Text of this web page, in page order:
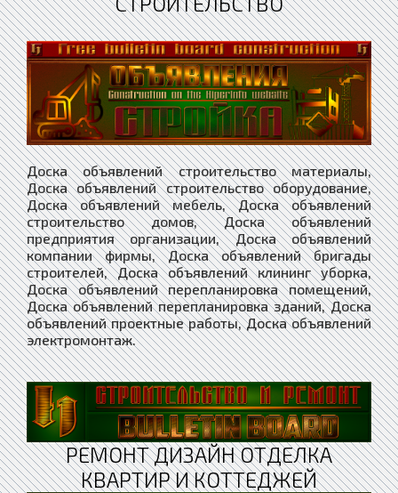
Доска объявлений строительство материалы,
Доска объявлений строительство оборудование,
Доска объявлений мебель, Доска объявлений
строительство домов, Доска объявлений
предприятия организации, Доска объявлений
компании фирмы, Доска объявлений бригады
строителей, Доска объявлений клининг уборка,
Доска объявлений перепланировка помещений,
Доска объявлений перепланировка зданий, Доска
объявлений проектные работы, Доска объявлений
электромонтаж.
РЕМОНТ ДИЗАЙН ОТДЕЛКА
КВАРТИР И КОТТЕДЖЕЙ